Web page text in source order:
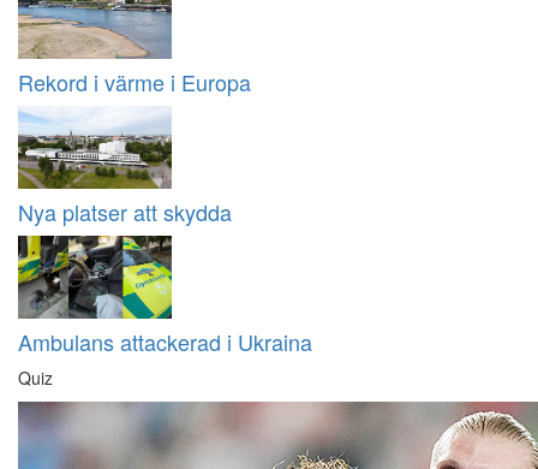
Rekord i värme i Europa
Nya platser att skydda
Ambulans attackerad i Ukraina
Quiz